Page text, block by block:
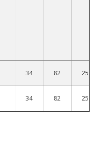
34 82 25
34 82 25